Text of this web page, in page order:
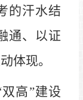
的汗水结
通、以证
体现。
双高”建设